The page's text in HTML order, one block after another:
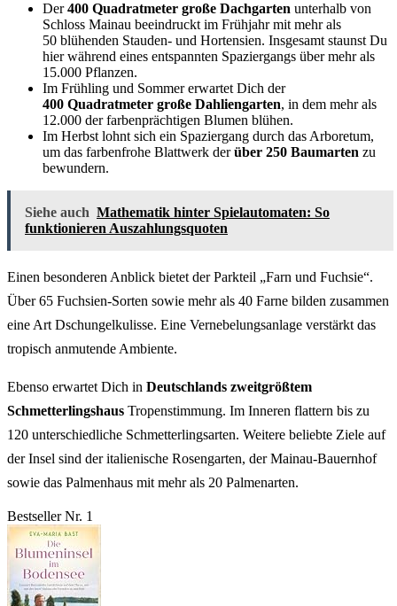
Der400 Quadratmeter große Dachgarten unterhalb von
Schloss Mainau beeindruckt im Frühjahr mit mehr als
50 blühenden Stauden- und Hortensien. Insgesamt staunst Du
hier während eines entspannten Spaziergangs über mehr als
15.000 Pflanzen.
Im Frühling und Sommer erwartet Dich der
400 Quadratmeter große Dahliengarten, in dem mehr als
12.000 der farbenprächtigen Blumen blühen.
Im Herbst lohnt sich ein Spaziergang durch das Arboretum,
um das farbenfrohe Blattwerk derüber 250 Baumarten zu
bewundern.
Siehe auch Mathematik hinter Spielautomaten: So
funktionieren Auszahlungsquoten
Einen besonderen Anblick bietet der Parkteil „Farn und Fuchsie“.
Über 65 Fuchsien-Sorten sowie mehr als 40 Farne bilden zusammen
eine Art Dschungelkulisse. Eine Vernebelungsanlage verstärkt das
tropisch anmutende Ambiente.
Ebenso erwartet Dich in Deutschlands zweitgrößtem
Schmetterlingshaus Tropenstimmung. Im Inneren flattern bis zu
120 unterschiedliche Schmetterlingsarten. Weitere beliebte Ziele auf
der Insel sind der italienische Rosengarten, der Mainau-Bauernhof
sowie das Palmenhaus mit mehr als 20 Palmenarten.
Bestseller Nr. 1